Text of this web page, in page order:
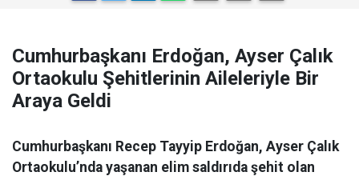
Cumhurbaşkanı Erdoğan, Ayser Çalık
Ortaokulu Şehitlerinin Aileleriyle Bir
Araya Geldi
Cumhurbaşkanı Recep Tayyip Erdoğan, Ayser Çalık
Ortaokulu’nda yaşanan elim saldırıda şehit olan